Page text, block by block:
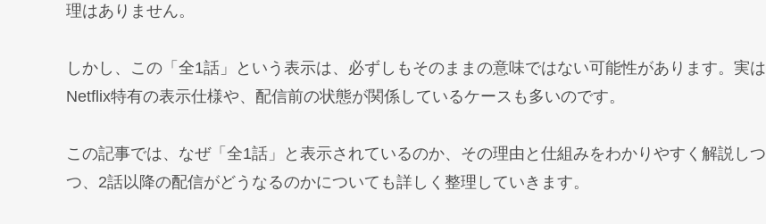
理はありません。
しかし、この「全1話」という表示は、必ずしもそのままの意味ではない可能性があります。実は
Netflix特有の表示仕様や、配信前の状態が関係しているケースも多いのです。
この記事では、なぜ「全1話」と表示されているのか、その理由と仕組みをわかりやすく解説しつ
つ、2話以降の配信がどうなるのかについても詳しく整理していきます。